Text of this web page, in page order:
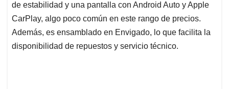
de estabilidad y una pantalla con Android Auto y Apple
CarPlay, algo poco común en este rango de precios.
Además, es ensamblado en Envigado, lo que facilita la
disponibilidad de repuestos y servicio técnico.